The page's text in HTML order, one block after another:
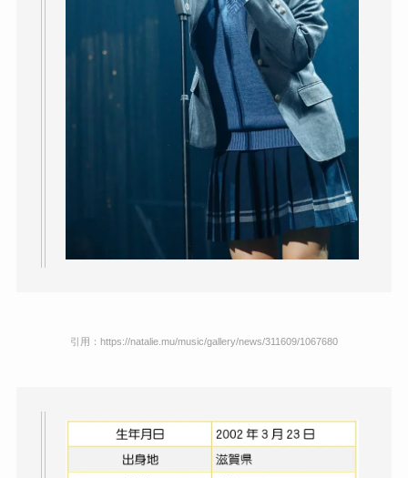
引用：https://natalie.mu/music/gallery/news/311609/1067680